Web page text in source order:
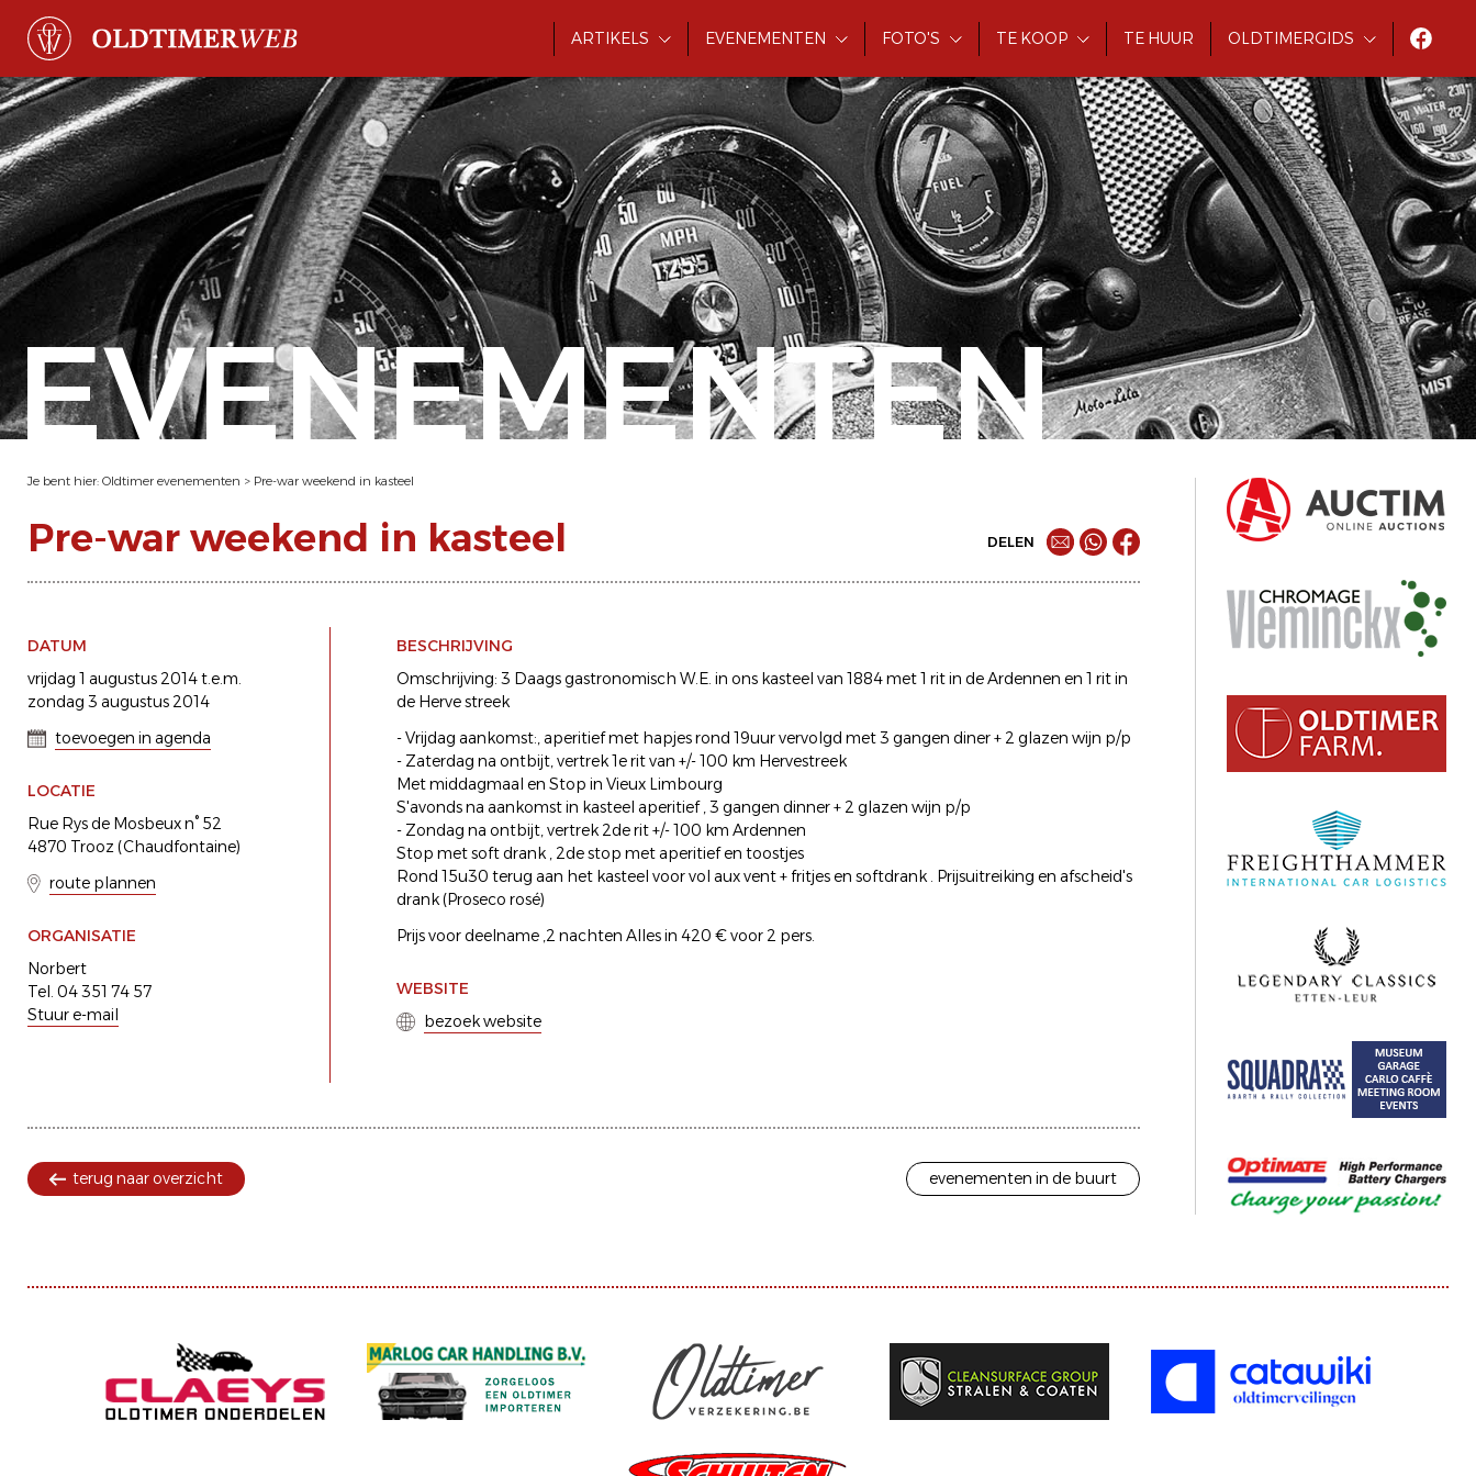
ARTIKELS EVENEMENTEN FOTO'S TE KOOP TE HUUR OLDTIMERGIDS
EVENEMENTEN
Je bent hier: Oldtimer evenementen > Pre-war weekend in kasteel
Pre-war weekend in kasteel DELEN
DATUM
vrijdag 1 augustus 2014 t.e.m.
zondag 3 augustus 2014
toevoegen in agenda
LOCATIE
Rue Rys de Mosbeux n° 52
4870 Trooz (Chaudfontaine)
route plannen
ORGANISATIE
Norbert
Tel. 04 351 74 57
Stuur e-mail
BESCHRIJVING
Omschrijving: 3 Daags gastronomisch W.E. in ons kasteel van 1884 met 1 rit in de Ardennen en 1 rit in
de Herve streek
- Vrijdag aankomst:, aperitief met hapjes rond 19uur vervolgd met 3 gangen diner + 2 glazen wijn p/p
- Zaterdag na ontbijt, vertrek 1e rit van +/- 100 km Hervestreek
Met middagmaal en Stop in Vieux Limbourg
S'avonds na aankomst in kasteel aperitief , 3 gangen dinner + 2 glazen wijn p/p
- Zondag na ontbijt, vertrek 2de rit +/- 100 km Ardennen
Stop met soft drank , 2de stop met aperitief en toostjes
Rond 15u30 terug aan het kasteel voor vol aux vent + fritjes en softdrank . Prijsuitreiking en afscheid's
drank (Proseco rosé)
Prijs voor deelname ,2 nachten Alles in 420 € voor 2 pers.
WEBSITE
bezoek website
terug naar overzicht evenementen in de buurt